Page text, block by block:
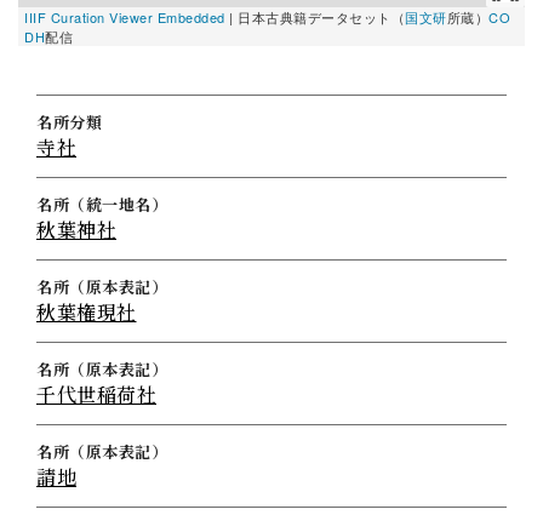
IIIF Curation Viewer Embedded | 日本古典籍データセット（国文研所蔵） CO
DH配信
名所分類
寺社
名所（統一地名）
秋葉神社
名所（原本表記）
秋葉権現社
名所（原本表記）
千代世稲荷社
名所（原本表記）
請地